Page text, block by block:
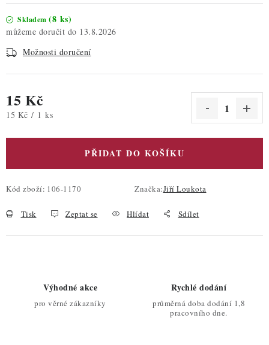
Skladem (8 ks)
13.8.2026
Možnosti doručení
15 Kč
Měrná cena:
15 Kč / 1 ks
PŘIDAT DO KOŠÍKU
Kód zboží: 106-1170 Značka:Jiří Loukota
Tisk Zeptat se Hlídat Sdílet
Výhodné akce
pro věrné zákazníky
Rychlé dodání
průměrná doba dodání 1,8
pracovního dne.